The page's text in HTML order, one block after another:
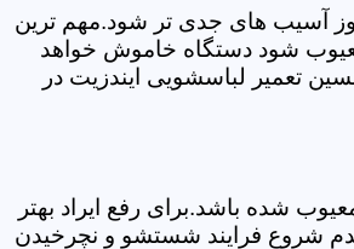
آسیب های جدی تر شود.مهم ترین
شود دستگاه خاموش خواهد
تعمیر لباسشویی ایندزیت در
شده باشد.برای رفع ایراد بهتر
شروع فرایند شستشو و نچرخیدن